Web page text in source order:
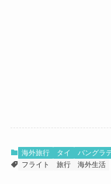
海外旅行 タイ バングラ
フライト
旅行 海外生活